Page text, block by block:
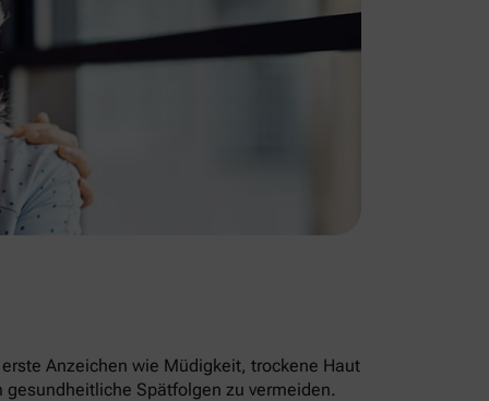
Anzeichen wie Müdigkeit, trockene Haut
Spätfolgen zu vermeiden.